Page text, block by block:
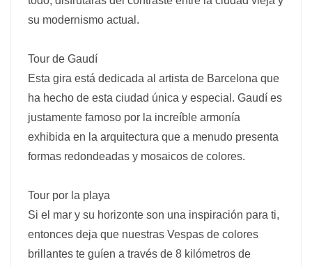
su modernismo actual.
Tour de Gaudí
Esta gira está dedicada al artista de Barcelona que
ha hecho de esta ciudad única y especial. Gaudí es
justamente famoso por la increíble armonía
exhibida en la arquitectura que a menudo presenta
formas redondeadas y mosaicos de colores.
Tour por la playa
Si el mar y su horizonte son una inspiración para ti,
entonces deja que nuestras Vespas de colores
brillantes te guíen a través de 8 kilómetros de